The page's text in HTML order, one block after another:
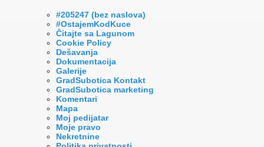
#205247 (bez naslova)
#OstajemKodKuce
Čitajte sa Lagunom
Cookie Policy
Dešavanja
Dokumentacija
Galerije
GradSubotica Kontakt
GradSubotica marketing
Komentari
Mapa
Moj pedijatar
Moje pravo
Nekretnine